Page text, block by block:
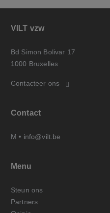
VILT vzw
Bd Simon Bolivar 17
1000 Bruxelles
Contacteer ons
Contact
M • info@vilt.be
Menu
Steun ons
Partners